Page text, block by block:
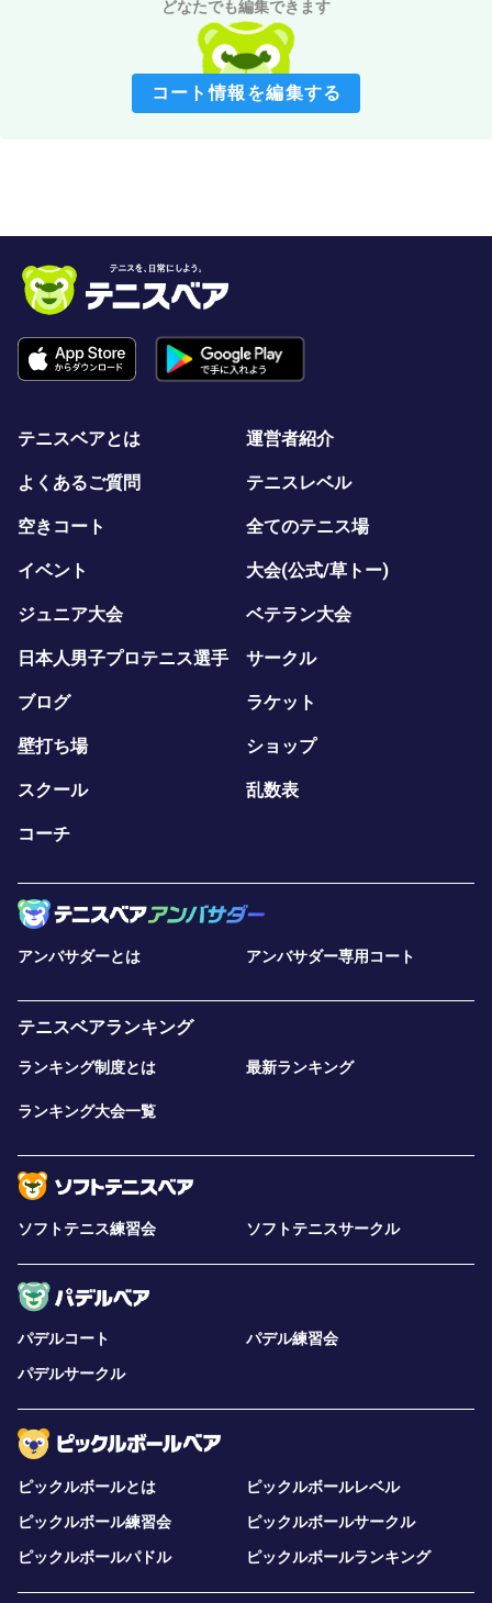
どなたでも編集できます
コート情報を編集する
テニスベアとは 運営者紹介
よくあるご質問 テニスレベル
空きコート 全てのテニス場
イベント 大会(公式/草トー)
ジュニア大会 ベテラン大会
日本人男子プロテニス選手 サークル
ブログ ラケット
壁打ち場 ショップ
スクール 乱数表
コーチ
アンバサダーとは アンバサダー専用コート
テニスベアランキング
ランキング制度とは 最新ランキング
ランキング大会一覧
ソフトテニス練習会 ソフトテニスサークル
パデルコート
パデル練習会
パデルサークル
ピックルボールとは
ピックルボールレベル
ピックルボール練習会
ピックルボールサークル
ピックルボールパドル
ピックルボールランキング